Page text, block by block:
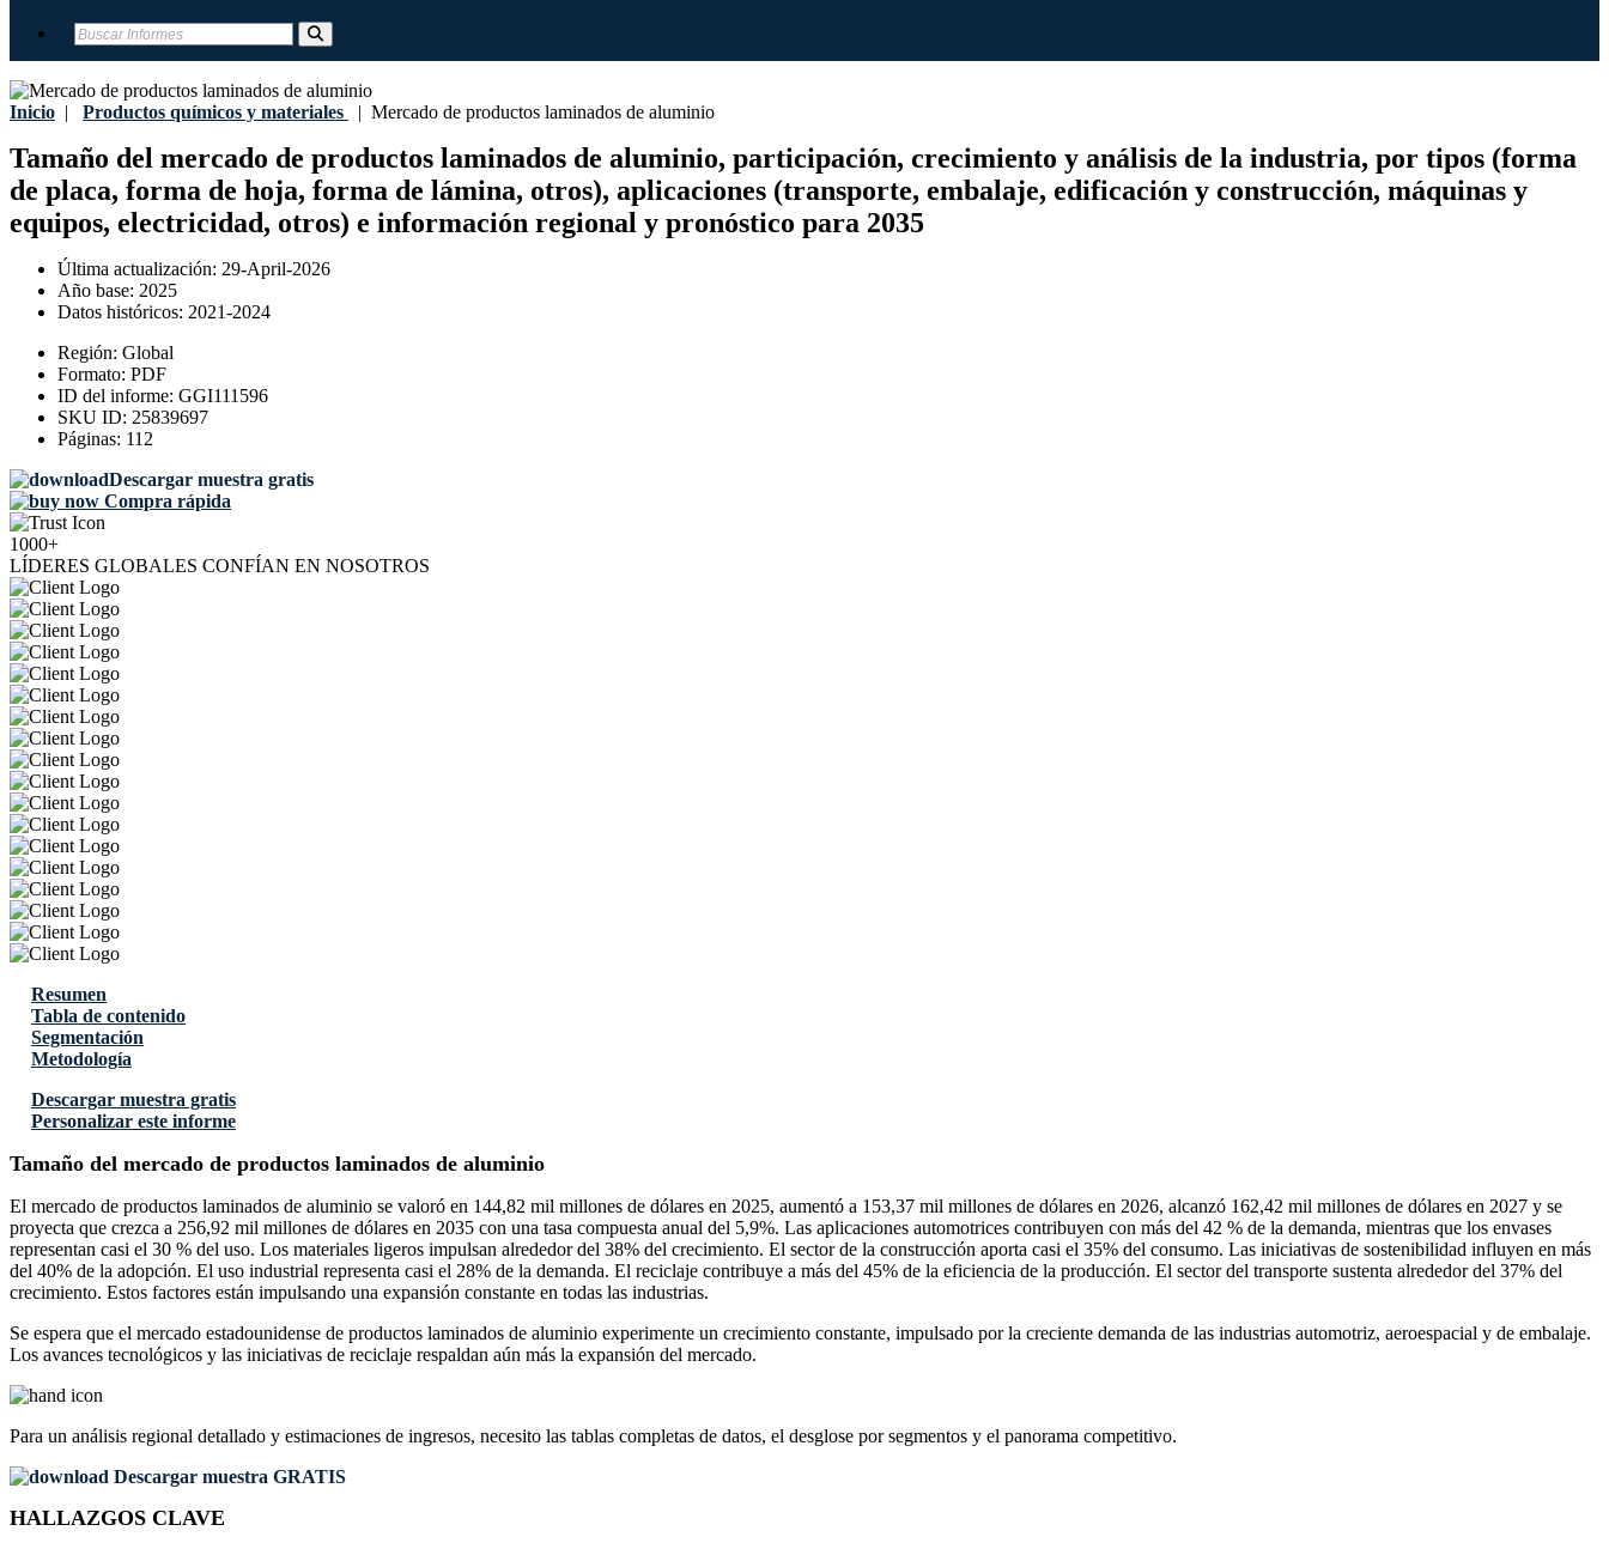
Inicio | Productos químicos y materiales | Mercado de productos laminados de aluminio
Tamaño del mercado de productos laminados de aluminio, participación, crecimiento y análisis de la industria, por tipos (forma
de placa, forma de hoja, forma de lámina, otros), aplicaciones (transporte, embalaje, edificación y construcción, máquinas y
equipos, electricidad, otros) e información regional y pronóstico para 2035
Última actualización: 29-April-2026
Año base: 2025
Datos históricos: 2021-2024
Región: Global
Formato: PDF
ID del informe: GGI111596
SKU ID: 25839697
Páginas: 112
Descargar muestra gratis
Compra rápida
1000+
LÍDERES GLOBALES CONFÍAN EN NOSOTROS
Resumen
Tabla de contenido
Segmentación
Metodología
Descargar muestra gratis
Personalizar este informe
Tamaño del mercado de productos laminados de aluminio
El mercado de productos laminados de aluminio se valoró en 144,82 mil millones de dólares en 2025, aumentó a 153,37 mil millones de dólares en 2026, alcanzó 162,42 mil millones de dólares en 2027 y se
proyecta que crezca a 256,92 mil millones de dólares en 2035 con una tasa compuesta anual del 5,9%. Las aplicaciones automotrices contribuyen con más del 42 % de la demanda, mientras que los envases
representan casi el 30 % del uso. Los materiales ligeros impulsan alrededor del 38% del crecimiento. El sector de la construcción aporta casi el 35% del consumo. Las iniciativas de sostenibilidad influyen en más
del 40% de la adopción. El uso industrial representa casi el 28% de la demanda. El reciclaje contribuye a más del 45% de la eficiencia de la producción. El sector del transporte sustenta alrededor del 37% del
crecimiento. Estos factores están impulsando una expansión constante en todas las industrias.
Se espera que el mercado estadounidense de productos laminados de aluminio experimente un crecimiento constante, impulsado por la creciente demanda de las industrias automotriz, aeroespacial y de embalaje.
Los avances tecnológicos y las iniciativas de reciclaje respaldan aún más la expansión del mercado.
Para un análisis regional detallado y estimaciones de ingresos, necesito las tablas completas de datos, el desglose por segmentos y el panorama competitivo.
Descargar muestra GRATIS
HALLAZGOS CLAVE